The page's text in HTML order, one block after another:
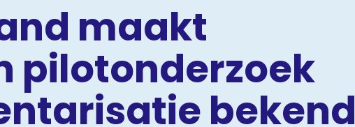
maakt
pilotonderzoek
bekend